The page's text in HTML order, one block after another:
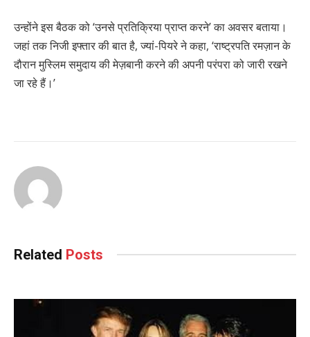
उन्होंने इस बैठक को ‘उनसे प्रतिक्रिया प्राप्त करने’ का अवसर बताया।
जहां तक निजी इफ्तार की बात है, ज्यां-पियरे ने कहा, ‘राष्ट्रपति रमज़ान के
दौरान मुस्लिम समुदाय की मेज़बानी करने की अपनी परंपरा को जारी रखने
जा रहे हैं।’
Related Posts